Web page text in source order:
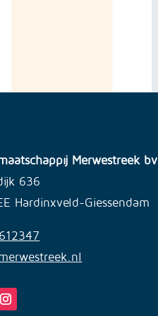
Merwestreek bv
636
Hardinxveld-Giessendam